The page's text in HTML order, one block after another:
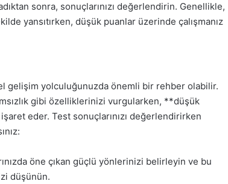
sonra, sonuçlarınızı değerlendirin. Genellikle,
yansıtırken, düşük puanlar üzerinde çalışmanız
gelişim yolculuğunuzda önemli bir rehber olabilir.
gibi özelliklerinizi vurgularken, **düşük
eder. Test sonuçlarınızı değerlendirirken
öne çıkan güçlü yönlerinizi belirleyin ve bu
düşünün.